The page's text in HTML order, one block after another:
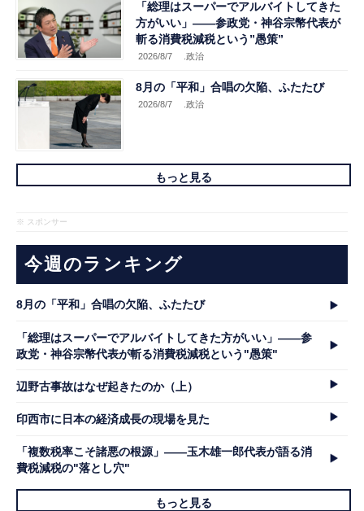
「総理はスーパーでアルバイトしてきた
方がいい」――参政党・神谷宗幣代表が
斬る消費税減税という”愚策”
2026/8/7 .政治
8月の「平和」合唱の欠陥、ふたたび
2026/8/7 .政治
もっと見る
※ スポンサー
今週のランキング
8月の「平和」合唱の欠陥、ふたたび
「総理はスーパーでアルバイトしてきた方がいい」――参
政党・神谷宗幣代表が斬る消費税減税という"愚策"
辺野古事故はなぜ起きたのか（上）
印西市に日本の経済成長の現場を見た
「複数税率こそ諸悪の根源」――玉木雄一郎代表が語る消
費税減税の"落とし穴"
もっと見る